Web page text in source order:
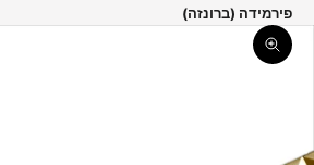
פירמידה (ברונזה)
תקריב